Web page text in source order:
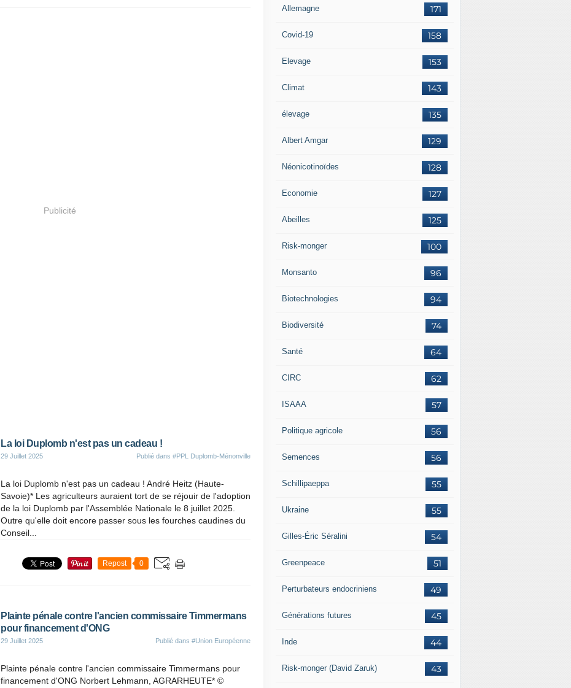
Publicité
La loi Duplomb n'est pas un cadeau !
29 Juillet 2025 Publié dans #PPL Duplomb-Ménonville
La loi Duplomb n'est pas un cadeau ! André Heitz (Haute-
Savoie)* Les agriculteurs auraient tort de se réjouir de l'adoption
de la loi Duplomb par l'Assemblée Nationale le 8 juillet 2025.
Outre qu'elle doit encore passer sous les fourches caudines du
Conseil...
Repost 0
Plainte pénale contre l'ancien commissaire Timmermans
pour financement d'ONG
29 Juillet 2025 Publié dans #Union Européenne
Plainte pénale contre l'ancien commissaire Timmermans pour
financement d'ONG Norbert Lehmann, AGRARHEUTE* ©
171
Allemagne
158
Covid-19
153
Elevage
143
Climat
135
élevage
129
Albert Amgar
128
Néonicotinoïdes
127
Economie
125
Abeilles
100
Risk-monger
96
Monsanto
94
Biotechnologies
74
Biodiversité
64
Santé
62
CIRC
57
ISAAA
56
Politique agricole
56
Semences
55
Schillipaeppa
55
Ukraine
54
Gilles-Éric Séralini
51
Greenpeace
49
Perturbateurs endocriniens
45
Générations futures
44
Inde
43
Risk-monger (David Zaruk)